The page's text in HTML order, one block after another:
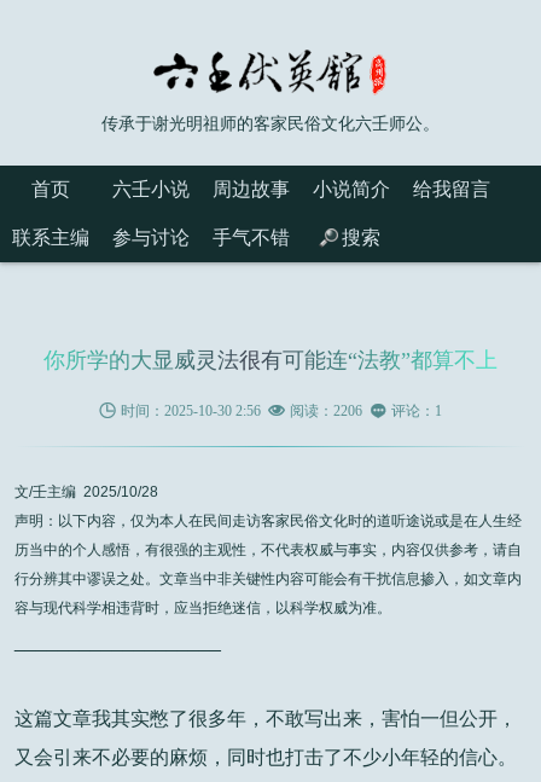
传承于谢光明祖师的客家民俗文化六壬师公。
首页 六壬小说 周边故事 小说简介 给我留言
联系主编 参与讨论 手气不错 搜索
你所学的大显威灵法很有可能连“法教”都算不上
 时间：2025-10-30 2:56  阅读：2206  评论：1
文/壬主编 2025/10/28
声明：以下内容，仅为本人在民间走访客家民俗文化时的道听途说或是在人生经
历当中的个人感悟，有很强的主观性，不代表权威与事实，内容仅供参考，请自
行分辨其中谬误之处。文章当中非关键性内容可能会有干扰信息掺入，如文章内
容与现代科学相违背时，应当拒绝迷信，以科学权威为准。
这篇文章我其实憋了很多年，不敢写出来，害怕一但公开，
又会引来不必要的麻烦，同时也打击了不少小年轻的信心。